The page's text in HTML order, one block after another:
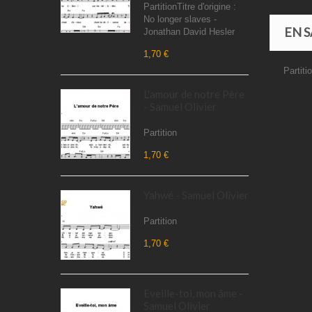
PartitionTitre d'origine :
No longer slaves -
Jonathan David Hesler
1,70 €
Partition
1,70 €
Partition
1,70 €
EN